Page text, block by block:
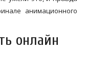
анимационного
онлайн